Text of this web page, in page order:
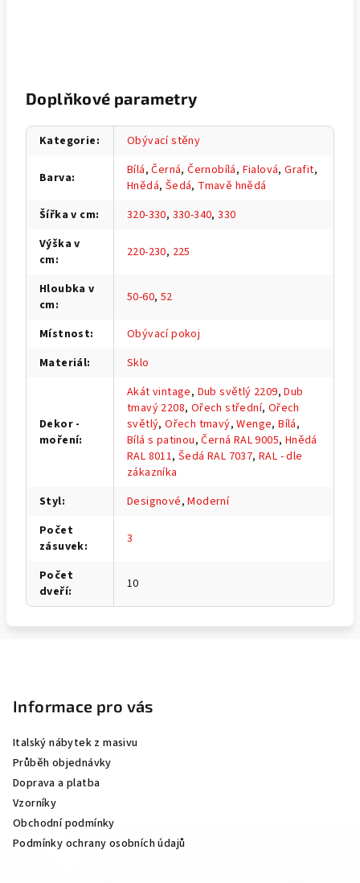
Doplňkové parametry
Kategorie: Obývací stěny
Barva: Bílá,Černá,Černobílá, Fialová,Grafit,
Hnědá, Šedá, Tmavě hnědá
Šířka v cm: 320-330, 330-340,330
Výška v
cm: 220-230, 225
Hloubka v
cm: 50-60, 52
Místnost:
Obývací pokoj
Materiál: Sklo
Dekor -
moření:
Akát vintage, Dub světlý 2209,Dub
tmavý 2208, Ořech střední, Ořech
světlý,Ořech tmavý,Wenge,Bílá,
Bílá s patinou,Černá RAL 9005, Hnědá
RAL 8011,Šedá RAL 7037,RAL - dle
zákazníka
Styl: Designové,Moderní
Počet
zásuvek: 3
Počet
dveří: 10
Informace pro vás
Italský nábytek z masivu
Průběh objednávky
Doprava a platba
Vzorníky
Obchodní podmínky
Podmínky ochrany osobních údajů